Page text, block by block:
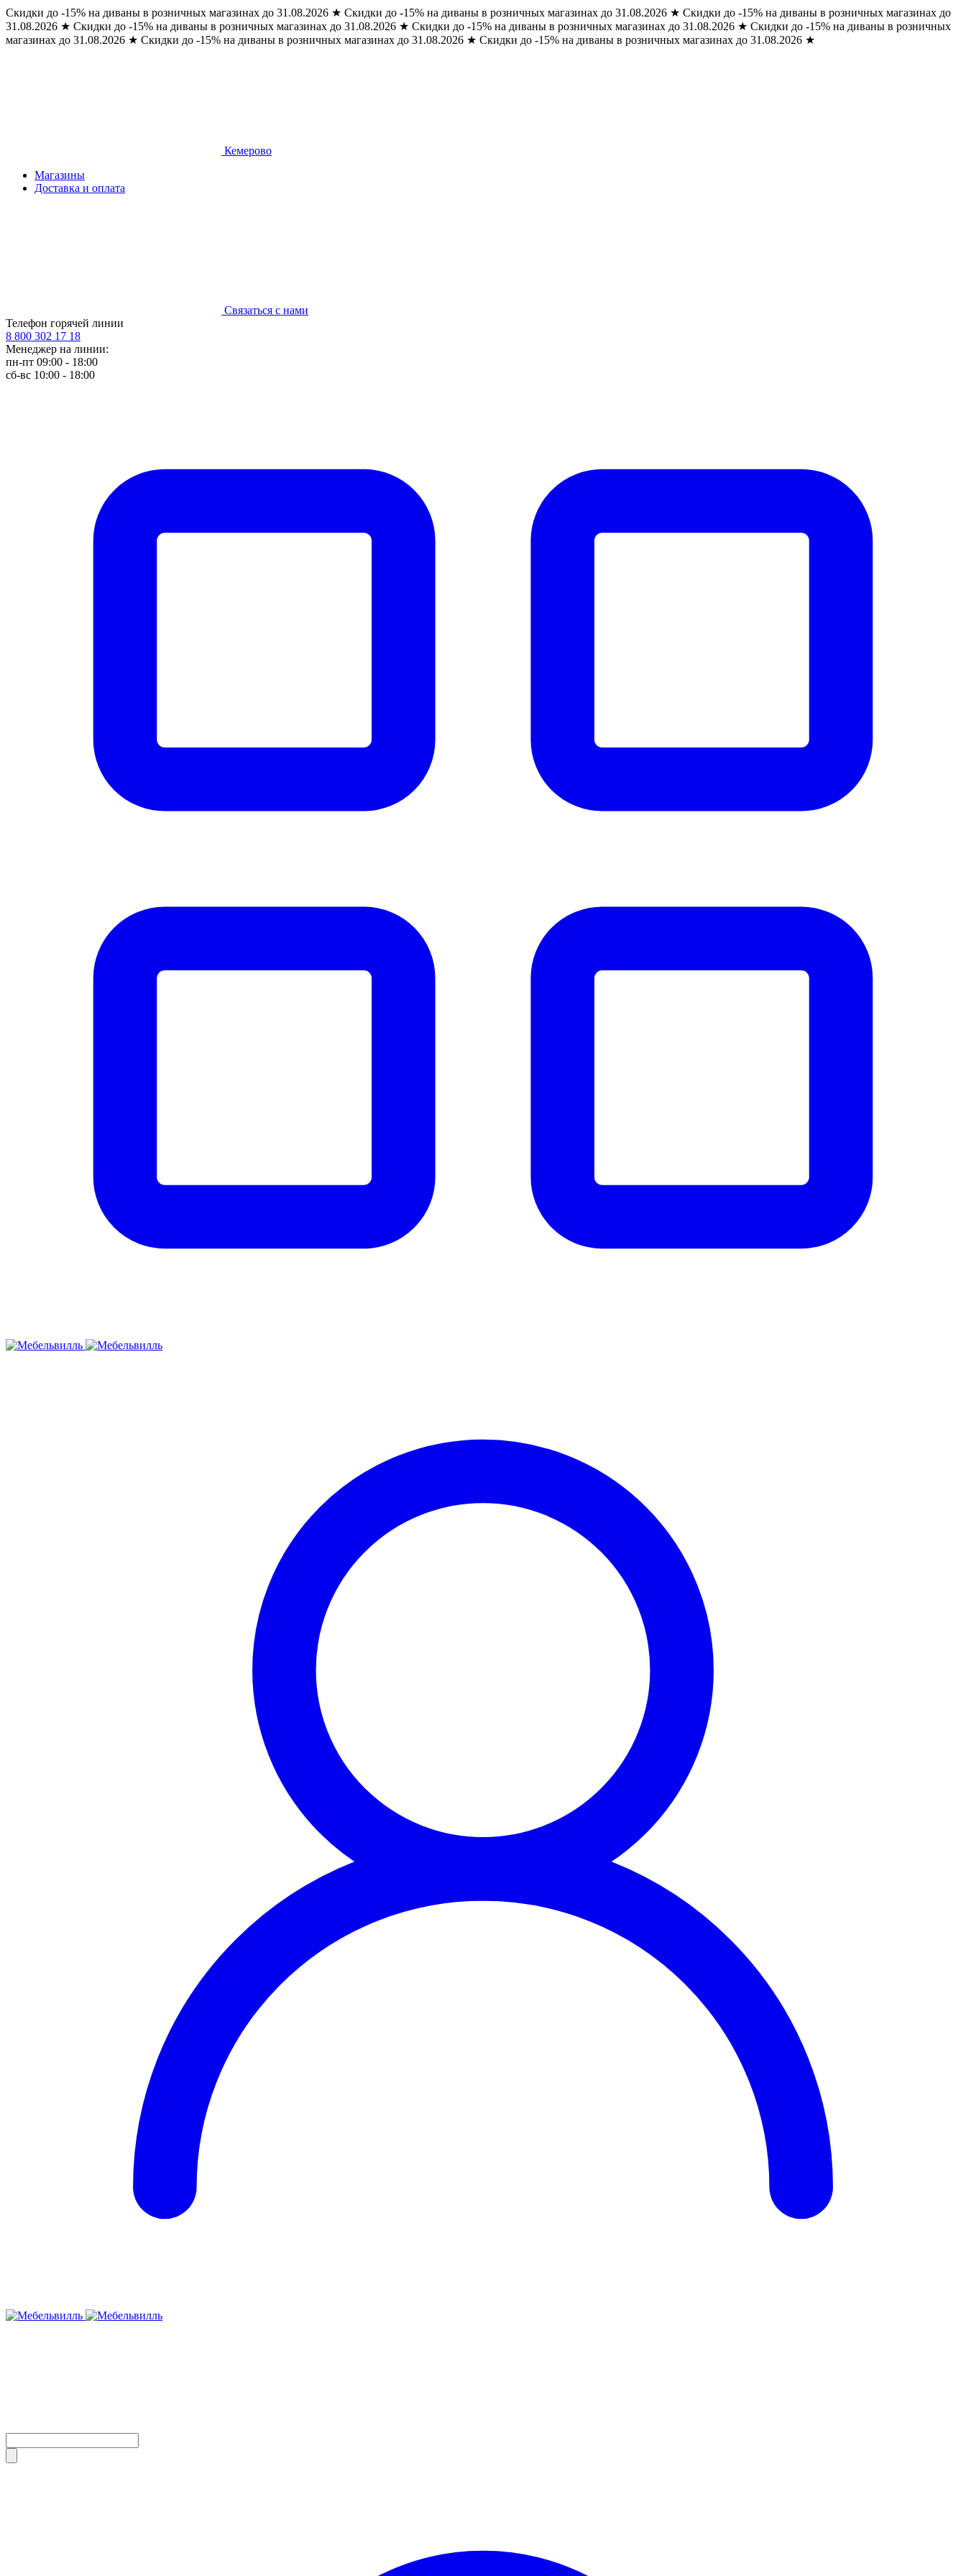
Скидки до -15% на диваны в розничных магазинах до 31.08.2026 ★ Скидки до -15% на диваны в розничных магазинах до 31.08.2026 ★ Скидки до -15% на диваны в розничных магазинах до
31.08.2026 ★ Скидки до -15% на диваны в розничных магазинах до 31.08.2026 ★ Скидки до -15% на диваны в розничных магазинах до 31.08.2026 ★ Скидки до -15% на диваны в розничных
магазинах до 31.08.2026 ★ Скидки до -15% на диваны в розничных магазинах до 31.08.2026 ★ Скидки до -15% на диваны в розничных магазинах до 31.08.2026 ★
Кемерово
Магазины
Доставка и оплата
Связаться с нами
Телефон горячей линии
8 800 302 17 18
Менеджер на линии:
пн-пт 09:00 - 18:00
сб-вс 10:00 - 18:00